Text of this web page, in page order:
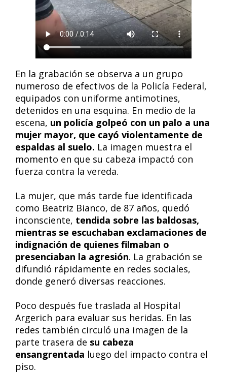
En la grabación se observa a un grupo
numeroso de efectivos de la Policía Federal,
equipados con uniforme antimotines,
detenidos en una esquina. En medio de la
escena, un policía golpeó con un palo a una
mujer mayor, que cayó violentamente de
espaldas al suelo. La imagen muestra el
momento en que su cabeza impactó con
fuerza contra la vereda.
La mujer, que más tarde fue identificada
como Beatriz Bianco, de 87 años, quedó
inconsciente, tendida sobre las baldosas,
mientras se escuchaban exclamaciones de
indignación de quienes filmaban o
presenciaban la agresión. La grabación se
difundió rápidamente en redes sociales,
donde generó diversas reacciones.
Poco después fue traslada al Hospital
Argerich para evaluar sus heridas. En las
redes también circuló una imagen de la
parte trasera de su cabeza
ensangrentada luego del impacto contra el
piso.